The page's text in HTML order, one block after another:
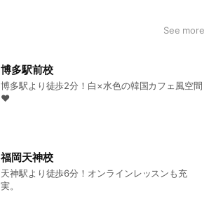
See more
博多駅前校
博多駅より徒歩2分！白×水色の韓国カフェ風空間
♥
福岡天神校
天神駅より徒歩6分！オンラインレッスンも充
実。